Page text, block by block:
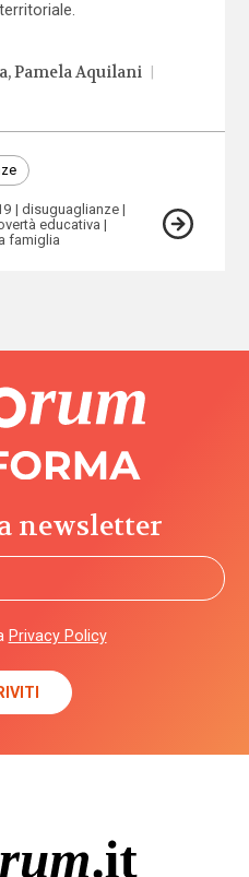
Pamela Aquilani
disuguaglianze
educativa
famiglia
newsletter
Privacy Policy